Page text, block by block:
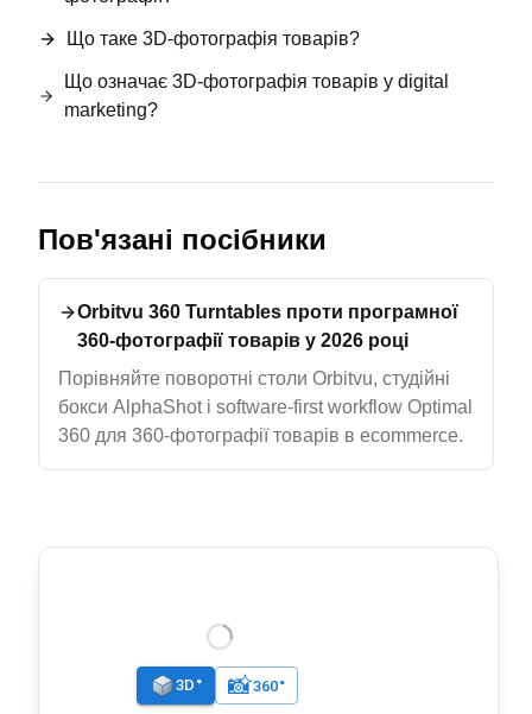
Що таке 3D-фотографія товарів?
Що означає 3D-фотографія товарів у digital
marketing?
Пов'язані посібники
Orbitvu 360 Turntables проти програмної
360-фотографії товарів у 2026 році
Порівняйте поворотні столи Orbitvu, студійні
бокси AlphaShot і software-first workflow Optimal
360 для 360-фотографії товарів в ecommerce.